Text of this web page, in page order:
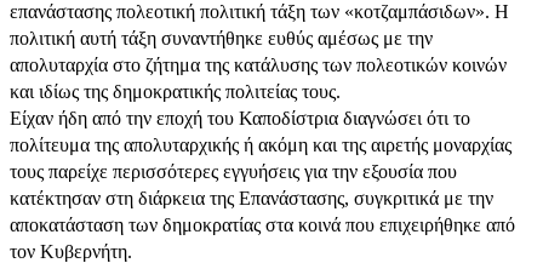
επανάστασης πολεοτική πολιτική τάξη των «κοτζαμπάσιδων». Η
πολιτική αυτή τάξη συναντήθηκε ευθύς αμέσως με την
απολυταρχία στο ζήτημα της κατάλυσης των πολεοτικών κοινών
και ιδίως της δημοκρατικής πολιτείας τους.
Είχαν ήδη από την εποχή του Καποδίστρια διαγνώσει ότι το
πολίτευμα της απολυταρχικής ή ακόμη και της αιρετής μοναρχίας
τους παρείχε περισσότερες εγγυήσεις για την εξουσία που
κατέκτησαν στη διάρκεια της Επανάστασης, συγκριτικά με την
αποκατάσταση των δημοκρατίας στα κοινά που επιχειρήθηκε από
τον Κυβερνήτη.